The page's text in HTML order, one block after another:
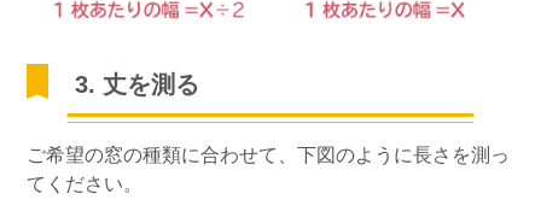
3. 丈を測る
ご希望の窓の種類に合わせて、下図のように長さを測っ
てください。